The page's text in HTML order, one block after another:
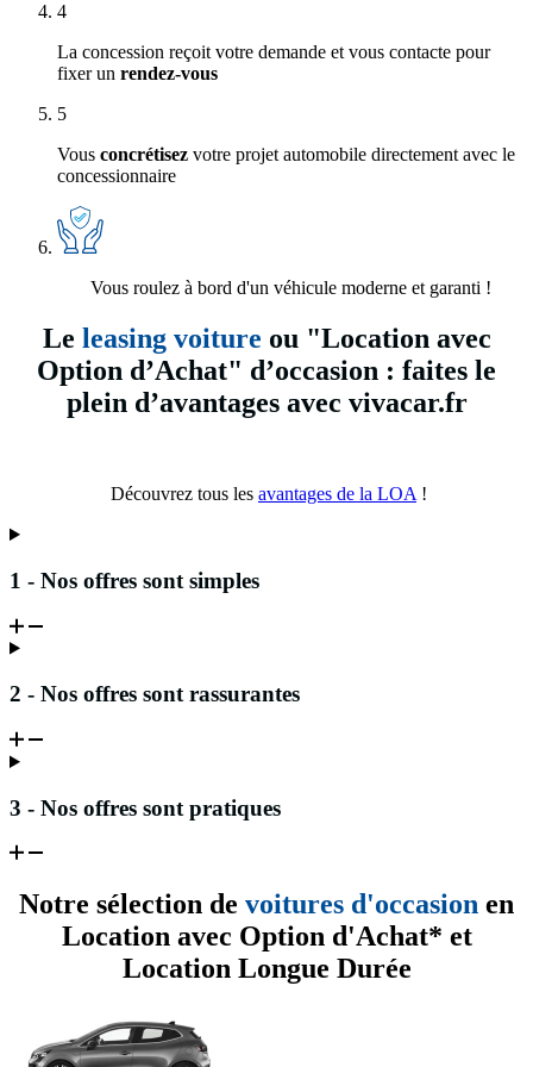
4
La concession reçoit votre demande et vous contacte pour
fixer un rendez-vous
5
Vous concrétisez votre projet automobile directement avec le
concessionnaire
Vous roulez à bord d'un véhicule moderne et garanti !
Le leasing voiture ou "Location avec
Option d’Achat" d’occasion : faites le
plein d’avantages avec vivacar.fr
Découvrez tous les avantages de la LOA !
1 - Nos offres sont simples
2 - Nos offres sont rassurantes
3 - Nos offres sont pratiques
Notre sélection de voitures d'occasion en
Location avec Option d'Achat* et
Location Longue Durée